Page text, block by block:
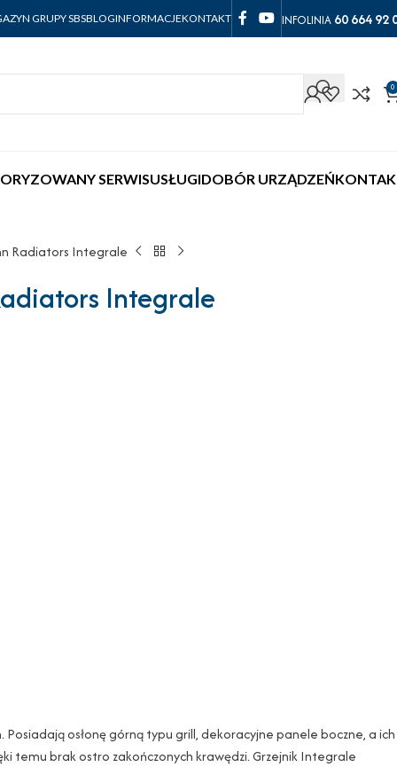
GRUPY SBSBLOGINFORMACJEKONTAKT INFOLINIA 60 664 92
0
SERWISUSŁUGIDOBÓR URZĄDZEŃ
Radiators Integrale
Integrale
osłonę górną typu grill, dekoracyjne panele boczne, a ich
temu brak ostro zakończonych krawędzi. Grzejnik Integrale